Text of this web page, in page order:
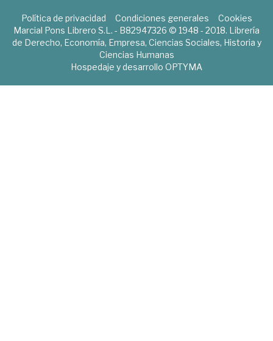
Política de privacidad Condiciones generales
Cookies
Marcial Pons Librero S.L. - B82947326 © 1948 - 2018. Librería
de Derecho, Economía, Empresa, Ciencias Sociales, Historia y
Ciencias Humanas
Hospedaje y desarrollo OPTYMA